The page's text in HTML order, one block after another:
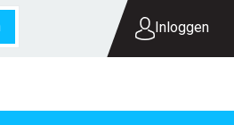
Inloggen